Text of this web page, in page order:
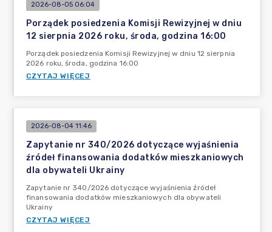
2026-08-05 06:04
Porządek posiedzenia Komisji Rewizyjnej w dniu
12 sierpnia 2026 roku, środa, godzina 16:00
Porządek posiedzenia Komisji Rewizyjnej w dniu 12 sierpnia
2026 roku, środa, godzina 16:00
CZYTAJ WIĘCEJ
2026-08-04 11:46
Zapytanie nr 340/2026 dotyczące wyjaśnienia
źródeł finansowania dodatków mieszkaniowych
dla obywateli Ukrainy
Zapytanie nr 340/2026 dotyczące wyjaśnienia źródeł
finansowania dodatków mieszkaniowych dla obywateli
Ukrainy
CZYTAJ WIĘCEJ